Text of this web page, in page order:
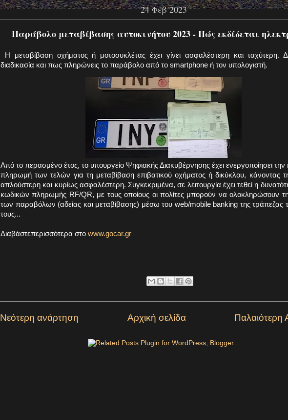
24 Φεβ 2023
Παράβολο μεταβίβασης αυτοκινήτου 2023 - Πώς εκδίδεται
Η μεταβίβαση οχήματος ή μοτοσυκλέτας έχει γίνει ασφαλέστερη και ταχύτερη.
διαδικασία και πως πληρώνεις το παράβολο από το smartphone ή τον υπολογιστή.
Από το περασμένο έτος, το υπουργείο Ψηφιακής Διακυβέρνησης έχει ενεργοποίησει την
πληρωμή των τελών για τη μεταβίβαση επιβατικού οχήματος ή δικύκλου, κάνοντας τη
απλούστερη και κυρίως ασφαλέστερη. Συγκεκριμένα, σε λειτουργία έχει τεθεί η
κωδικών πληρωμής RF/QR, με τους οποίους οι πολίτες μπορούν να ολοκληρώσουν
των παραβόλων (αδείας και μεταβίβασης) μέσω του web/mobile banking της τράπεζας
τους...
Διαβάστεπερισσότερα στο www.gocar.gr
Νεότερη ανάρτηση Παλαιότερη
Αρχική σελίδα